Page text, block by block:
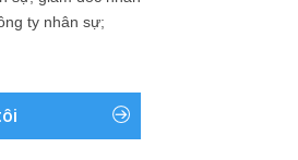
ty nhân sự;